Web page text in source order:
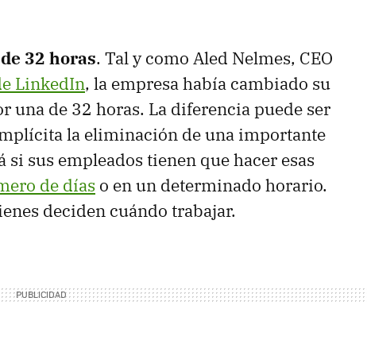
32 horas. Tal y como Aled Nelmes, CEO
LinkedIn, la empresa había cambiado su
una de 32 horas. La diferencia puede ser
la eliminación de una importante
sus empleados tienen que hacer esas
de días o en un determinado horario.
deciden cuándo trabajar.